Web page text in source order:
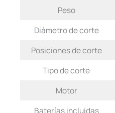
Peso
Diámetro de corte
Posiciones de corte
Tipo de corte
Motor
Baterías incluidas